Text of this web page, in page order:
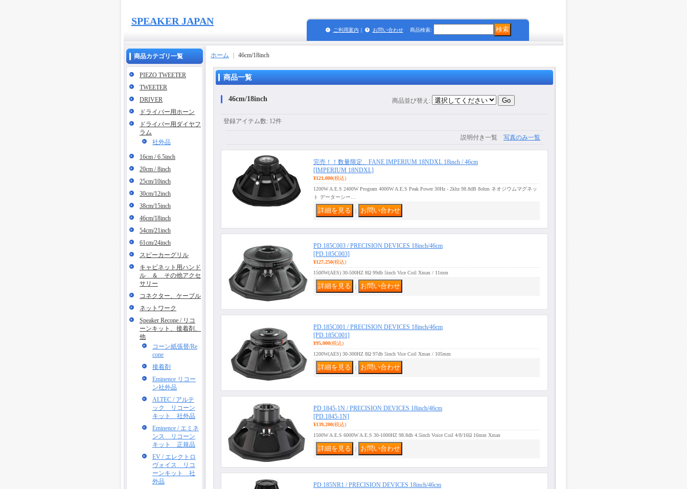
SPEAKER JAPAN
ご利用案内 ｜ お問い合わせ 商品検索:
商品カテゴリ一覧
PIEZO TWEETER
TWEETER
DRIVER
ドライバー用ホーン
ドライバー用ダイヤフ
ラム
社外品
16cm / 6.5inch
20cm / 8inch
25cm/10inch
30cm/12inch
38cm/15inch
46cm/18inch
54cm/21inch
61cm/24inch
スピーカーグリル
キャビネット用ハンド
ル ＆ その他アクセ
サリー
コネクター、ケーブル
ネットワーク
Speaker Recone / リコ
ーンキット、接着剤、
他
コーン紙張替/Re
cone
接着剤
Eminence リコー
ン社外品
ALTEC / アルテ
ック リコーン
キット 社外品
Eminence / エミネ
ンス リコーン
キット 正規品
EV / エレクトロ
ヴォイス リコ
ーンキット 社
外品
ホーム 46cm/18inch
商品一覧
46cm/18inch 商品並び替え :
登録アイテム数: 12件
説明付き一覧 写真のみ一覧
完売！！数量限定、FANE IMPERIUM 18NDXL 18inch / 46cm
[IMPERIUM 18NDXL]
¥121,000(税込)
1200W A.E.S 2400W Program 4000W A.E.S Peak Power 30Hz - 2khz 98.8dB 8ohm ネオジウムマグネッ
ト データーシー…
PD.185C003 / PRECISION DEVICES 18inch/46cm
[PD.185C003]
¥127,250(税込)
1500W(AES) 30-500HZ 8Ω 99db 5inch Vice Coil Xmax / 11mm
PD.185C001 / PRECISION DEVICES 18inch/46cm
[PD.185C001]
¥95,000(税込)
1200W(AES) 30-300HZ 8Ω 97db 5inch Vice Coil Xmax / 105mm
PD.1845-1N / PRECISION DEVICES 18inch/46cm
[PD.1845-1N]
¥139,200(税込)
1500W A.E.S 6000W A.E.S 30-1000HZ 98.8db 4.5inch Voice Coil 4/8/16Ω 16mm Xmax
PD.185NR1 / PRECISION DEVICES 18inch/46cm